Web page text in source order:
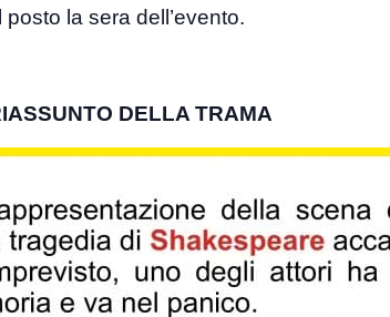
la sera dell’evento.
DELLA TRAMA